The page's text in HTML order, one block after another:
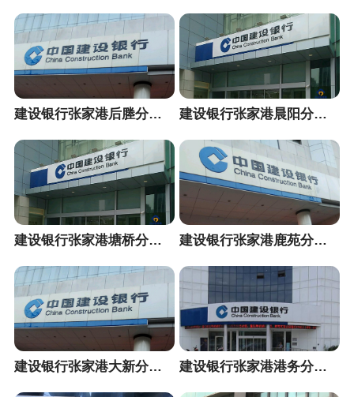
建设银行张家港后塍分理处 建设银行张家港晨阳分理处
建设银行张家港塘桥分理处 建设银行张家港鹿苑分理处
建设银行张家港大新分理处 建设银行张家港港务分理处